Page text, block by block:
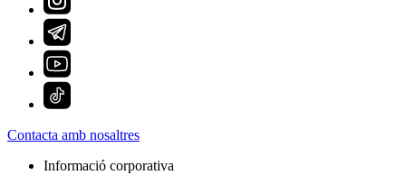
Contacta amb nosaltres
Informació corporativa